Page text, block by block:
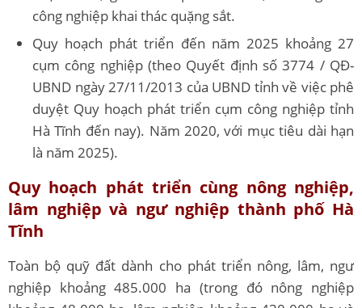
công nghiệp khai thác quặng sắt.
Quy hoạch phát triển đến năm 2025 khoảng 27
cụm công nghiệp (theo Quyết định số 3774 / QĐ-
UBND ngày 27/11/2013 của UBND tỉnh về việc phê
duyệt Quy hoạch phát triển cụm công nghiệp tỉnh
Hà Tĩnh đến nay). Năm 2020, với mục tiêu dài hạn
là năm 2025).
Quy hoạch phát triển cùng nông nghiệp,
lâm nghiệp và ngư nghiệp thành phố Hà
Tĩnh
Toàn bộ quỹ đất dành cho phát triển nông, lâm, ngư
nghiệp khoảng 485.000 ha (trong đó nông nghiệp